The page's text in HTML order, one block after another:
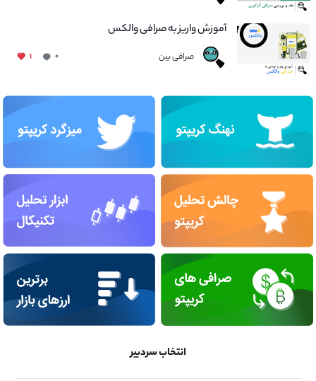
آموزش واریز به صرافی والکس
صرافی بین ۰ ۱
انتخاب سردبیر